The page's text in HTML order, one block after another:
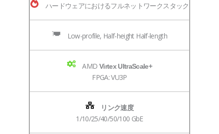
ハードウェアにおけるフルネットワークスタック
Low-profile, Half-height Half-length
AMD Virtex UltraScale+
FPGA: VU3P
リンク速度
1/10/25/40/50/100 GbE